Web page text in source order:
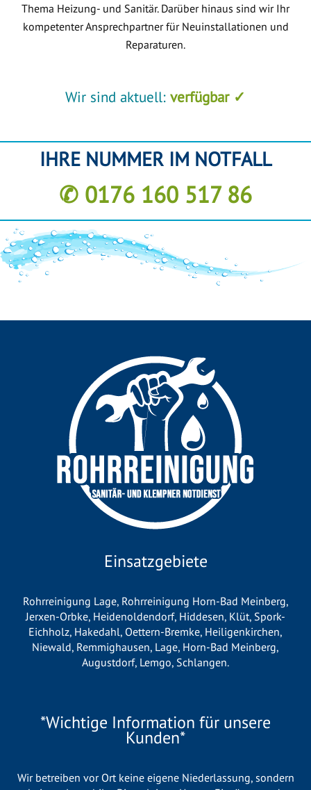
Thema Heizung- und Sanitär. Darüber hinaus sind wir Ihr
kompetenter Ansprechpartner für Neuinstallationen und
Reparaturen.
Wir sind aktuell: verfügbar ✓
IHRE NUMMER IM NOTFALL
✆ 0176 160 517 86
Einsatzgebiete
Rohrreinigung Lage, Rohrreinigung Horn-Bad Meinberg,
Jerxen-Orbke, Heidenoldendorf, Hiddesen, Klüt, Spork-
Eichholz, Hakedahl, Oettern-Bremke, Heiligenkirchen,
Niewald, Remmighausen, Lage, Horn-Bad Meinberg,
Augustdorf, Lemgo, Schlangen.
*Wichtige Information für unsere
Kunden*
Wir betreiben vor Ort keine eigene Niederlassung, sondern